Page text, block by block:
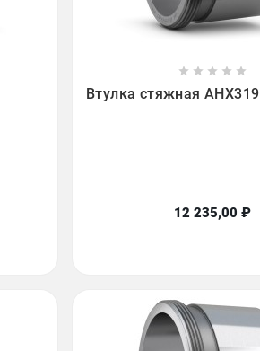
    
Втулка стяжная AHX319
12 235,00 ₽